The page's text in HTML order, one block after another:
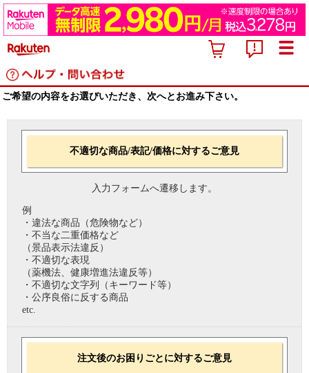
ご希望の内容をお選びいただき、次へとお進み下さい。
不適切な商品/表記/価格に対するご意見
入力フォームへ遷移します。
例
・違法な商品（危険物など）
・不当な二重価格など
（景品表示法違反）
・不適切な表現
（薬機法、健康増進法違反等）
・不適切な文字列（キーワード等）
・公序良俗に反する商品
etc.
注文後のお困りごとに対するご意見